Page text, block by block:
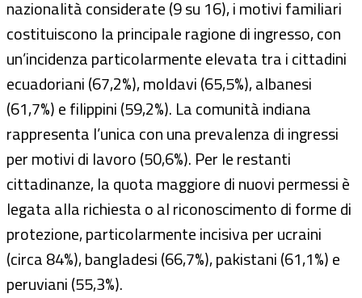
nazionalità considerate (9 su 16), i motivi familiari
costituiscono la principale ragione di ingresso, con
un’incidenza particolarmente elevata tra i cittadini
ecuadoriani (67,2%), moldavi (65,5%), albanesi
(61,7%) e filippini (59,2%). La comunità indiana
rappresenta l’unica con una prevalenza di ingressi
per motivi di lavoro (50,6%). Per le restanti
cittadinanze, la quota maggiore di nuovi permessi è
legata alla richiesta o al riconoscimento di forme di
protezione, particolarmente incisiva per ucraini
(circa 84%), bangladesi (66,7%), pakistani (61,1%) e
peruviani (55,3%).